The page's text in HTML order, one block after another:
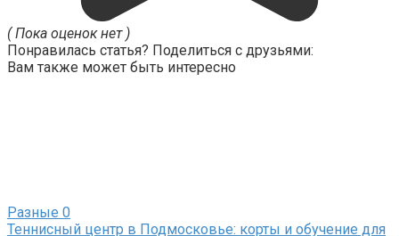
( Пока оценок нет )
Понравилась статья? Поделиться с друзьями:
Вам также может быть интересно
Разные 0
Теннисный центр в Подмосковье: корты и обучение для